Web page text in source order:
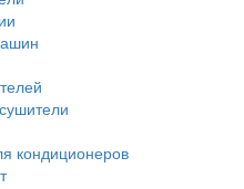
кондиционеров